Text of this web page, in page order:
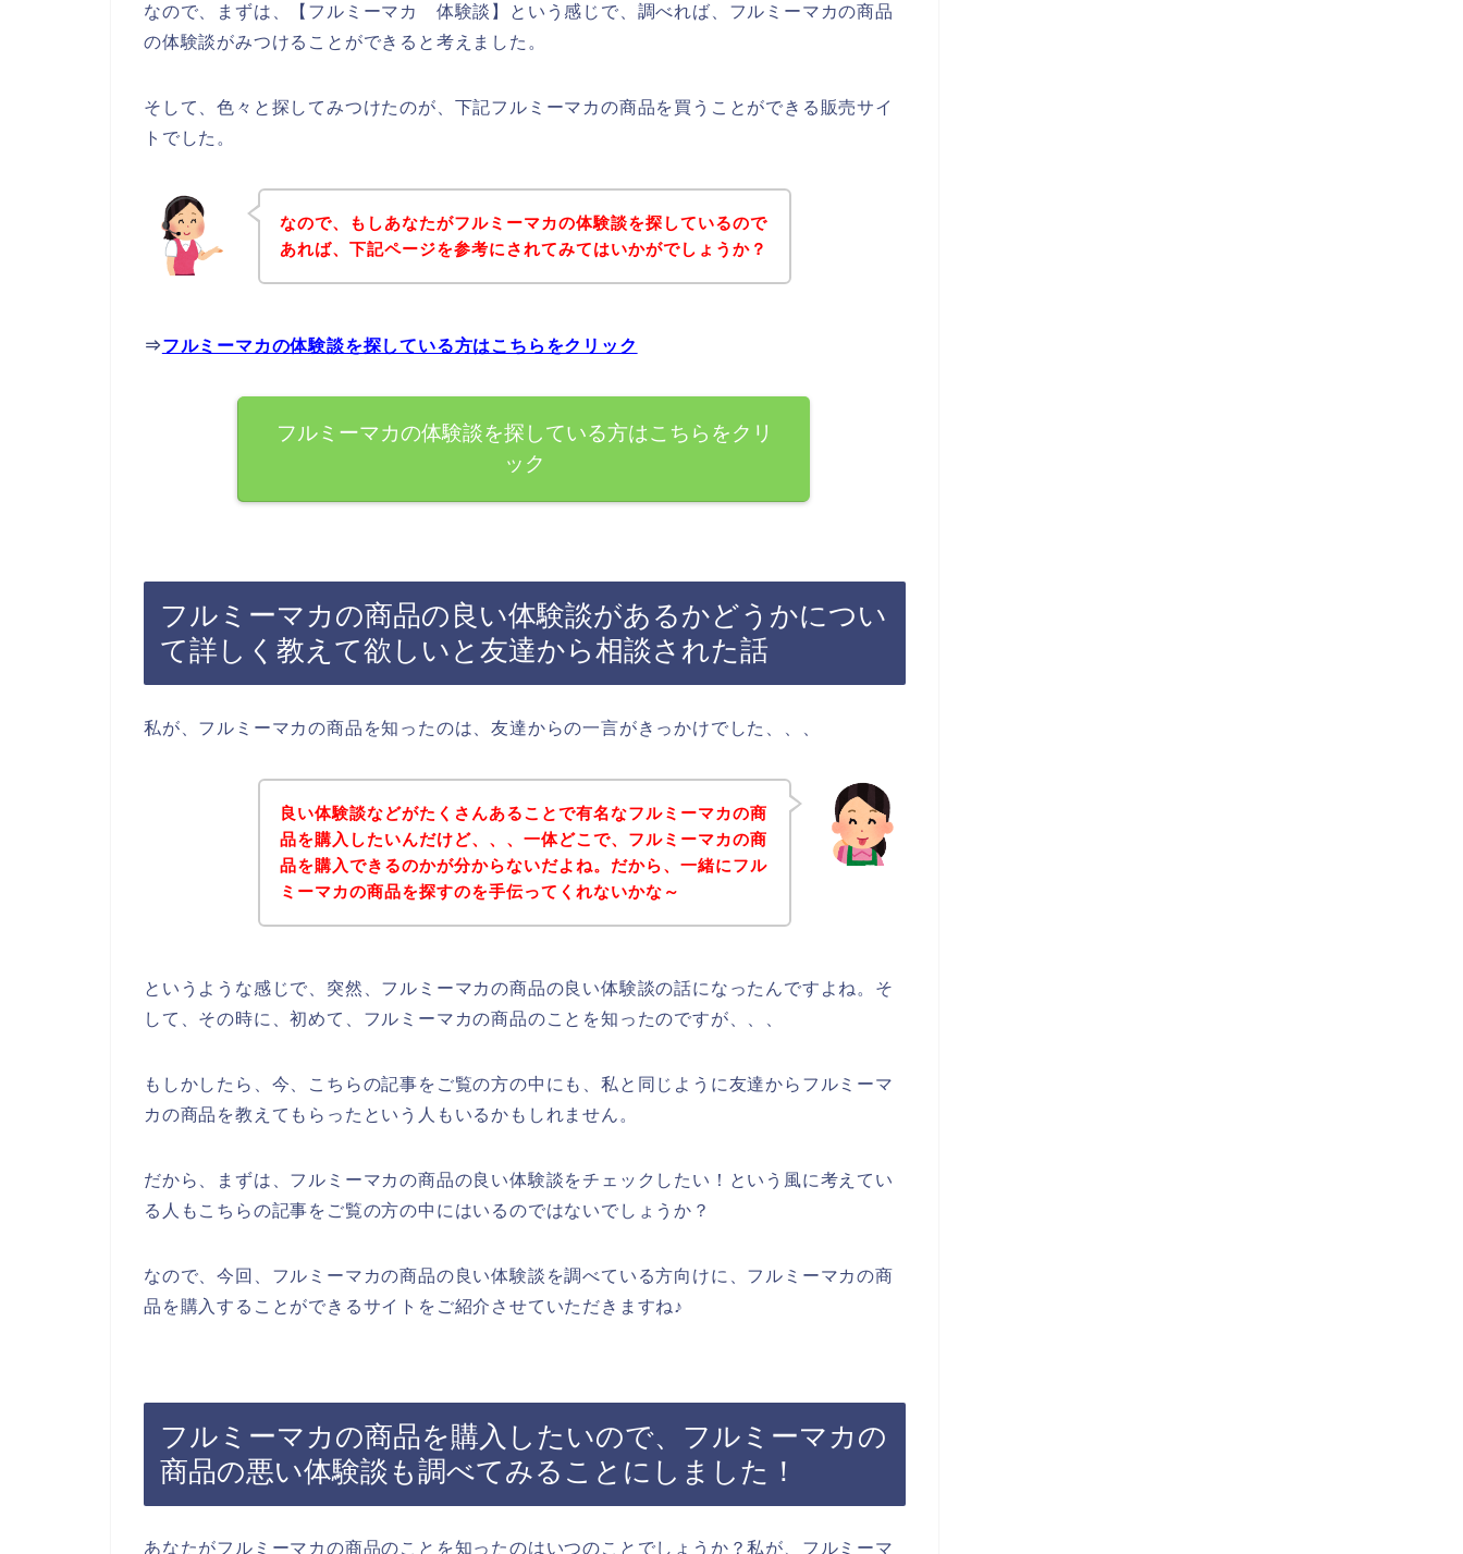
なので、まずは、【フルミーマカ 体験談】という感じで、調べれば、フルミーマカの商品
の体験談がみつけることができると考えました。
そして、色々と探してみつけたのが、下記フルミーマカの商品を買うことができる販売サイ
トでした。
なので、もしあなたがフルミーマカの体験談を探しているので
あれば、下記ページを参考にされてみてはいかがでしょうか？
⇒フルミーマカの体験談を探している方はこちらをクリック
フルミーマカの体験談を探している方はこちらをクリ
ック
フルミーマカの商品の良い体験談があるかどうかについ
て詳しく教えて欲しいと友達から相談された話
私が、フルミーマカの商品を知ったのは、友達からの一言がきっかけでした、、、
良い体験談などがたくさんあることで有名なフルミーマカの商
品を購入したいんだけど、、、一体どこで、フルミーマカの商
品を購入できるのかが分からないだよね。だから、一緒にフル
ミーマカの商品を探すのを手伝ってくれないかな～
というような感じで、突然、フルミーマカの商品の良い体験談の話になったんですよね。そ
して、その時に、初めて、フルミーマカの商品のことを知ったのですが、、、
もしかしたら、今、こちらの記事をご覧の方の中にも、私と同じように友達からフルミーマ
カの商品を教えてもらったという人もいるかもしれません。
だから、まずは、フルミーマカの商品の良い体験談をチェックしたい！という風に考えてい
る人もこちらの記事をご覧の方の中にはいるのではないでしょうか？
なので、今回、フルミーマカの商品の良い体験談を調べている方向けに、フルミーマカの商
品を購入することができるサイトをご紹介させていただきますね♪
フルミーマカの商品を購入したいので、フルミーマカの
商品の悪い体験談も調べてみることにしました！
あなたがフルミーマカの商品のことを知ったのはいつのことでしょうか？私が、フルミーマ